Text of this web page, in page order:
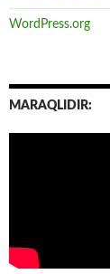
WordPress.org
MARAQLIDIR: